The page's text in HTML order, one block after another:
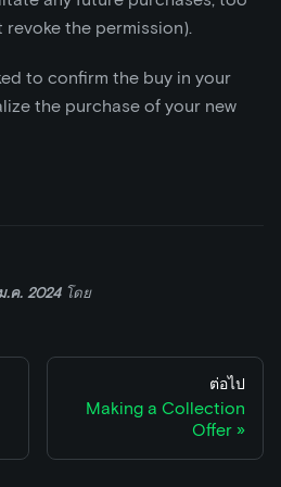
the permission).
to confirm the buy in your
the purchase of your new
ม.ค. 2024โดย
ต่อไป
Making a Collection
Offer